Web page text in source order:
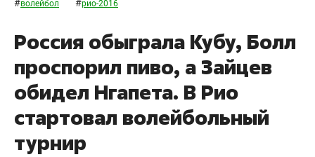
#волейбол #рио-2016
Россия обыграла Кубу, Болл
проспорил пиво, а Зайцев
обидел Нгапета. В Рио
стартовал волейбольный
турнир